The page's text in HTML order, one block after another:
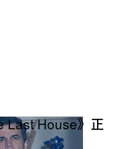
Last House》正